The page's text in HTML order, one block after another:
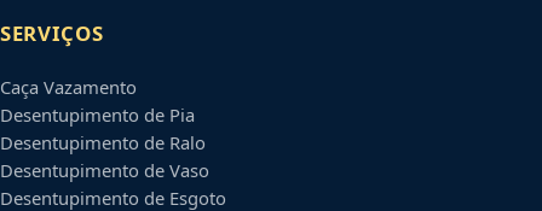
SERVIÇOS
Caça Vazamento
Desentupimento de Pia
Desentupimento de Ralo
Desentupimento de Vaso
Desentupimento de Esgoto